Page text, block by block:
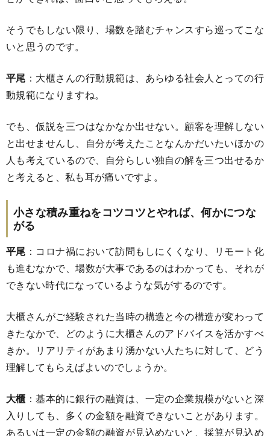
そうでもしない限り、場数を踏むチャンスすら巡ってこな
いと思うのです。
平尾 ：大櫃さんの行動規範は、あらゆる社会人とっての行
動規範になりますね。
でも、仮説を三つはなかなか出せない。顧客を理解しない
と出せませんし、自分が考えたことなんかだいたいほかの
人も考えているので、自分らしい独自の解を三つ出せるか
と考えると、私も耳が痛いですよ。
小さな積み重ねをコツコツとやれば、何かにつな
がる
平尾 ：コロナ禍において訪問もしにくくなり、リモート化
も進むなかで、場数が大事であるのはわかっても、それが
できない時代になっているような気がするのです。
大櫃さんがご経験された当時の構造と今の構造が変わって
きたなかで、どのように大櫃さんのアドバイスを活かすべ
きか。リアリティがあまり湧かない人たちに対して、どう
理解してもらえばよいのでしょうか。
大櫃 ：基本的に銀行の融資は、一定の企業規模がないと深
入りしても、多くの金額を融資できないことがあります。
あるいは一定の金額の融資が見込めないと、採算が見込め